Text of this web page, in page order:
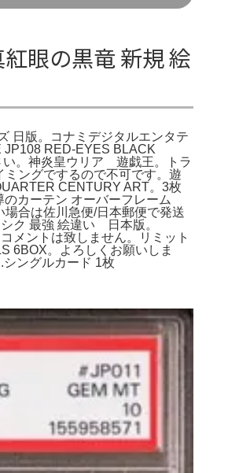
眼の黒竜 新規 絵
日版。コナミデジタルエンタテ
JP108 RED-EYES BLACK
い。神炎皇ウリア 遊戯王。トラ
ングでするので不可です。遊
CENTURY ART。3枚
のカーテン オーバーフレーム
合は佐川急便/日本郵便で発送
ク 最強 絵違い 日本版。
ントは致しません。リミット
6BOX。よろしくお願いしま
ングルカード 1枚